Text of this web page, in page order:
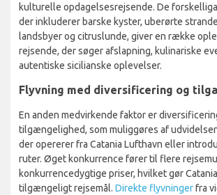
kulturelle opdagelsesrejsende. De
der inkluderer barske kyster, uberørte
landsbyer og citruslunde, giver en række
rejsende, der søger afslapning, kulinariske
autentiske sicilianske oplevelser.
Flyvning med diversificering og
En anden medvirkende faktor er
tilgængelighed, som muliggøres af
der opererer fra Catania Lufthavn eller
ruter. Øget konkurrence fører til flere
konkurrencedygtige priser, hvilket gør
tilgængeligt rejsemål. Direkte flyvningerfra